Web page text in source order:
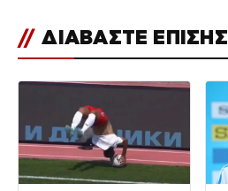
// ΔΙΑΒΑΣΤΕ ΕΠΙΣΗΣ